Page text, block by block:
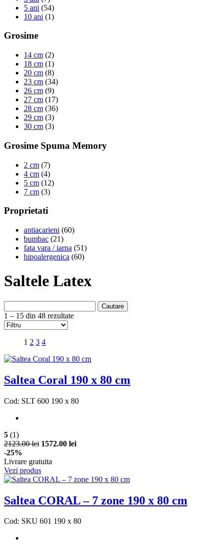
5 ani (54)
10 ani (1)
Grosime
14 cm (2)
18 cm (1)
20 cm (8)
23 cm (34)
26 cm (9)
27 cm (17)
28 cm (36)
29 cm (3)
30 cm (3)
Grosime Spuma Memory
2 cm (7)
4 cm (4)
5 cm (12)
7 cm (3)
Proprietati
antiacarieni (60)
bumbac (21)
fata vara / iarna (51)
hipoalergenica (60)
Saltele Latex
Cautare
1 – 15 din 48 rezultate
1 2 3 4
Saltea Coral 190 x 80 cm
Cod: SLT 600 190 x 80
5 (1)
2123.00 lei 1572.00 lei
-25%
Livrare gratuita
Vezi produs
Saltea CORAL – 7 zone 190 x 80 cm
Cod: SKU 601 190 x 80